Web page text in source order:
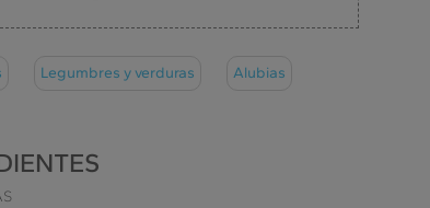
Legumbres y verduras Alubias